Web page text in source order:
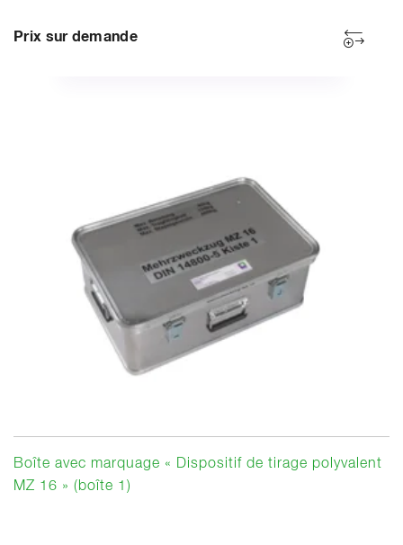
Prix sur demande
Boîte avec marquage « Dispositif de tirage polyvalent
MZ 16 » (boîte 1)